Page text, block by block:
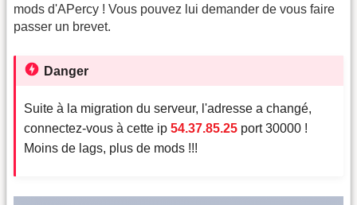
mods d'APercy ! Vous pouvez lui demander de vous faire
passer un brevet.
Danger
Suite à la migration du serveur, l'adresse a changé,
connectez-vous à cette ip 54.37.85.25port 30000 !
Moins de lags, plus de mods !!!